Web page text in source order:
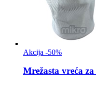
Akcija -50%
Mrežasta vreća za